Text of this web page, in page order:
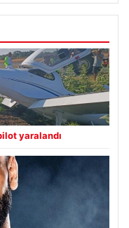
yaralandı